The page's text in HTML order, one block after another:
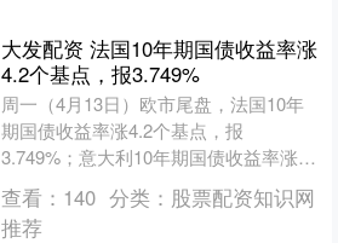
大发配资 法国10年期国债收益率涨
4.2个基点，报3.749%
周一（4月13日）欧市尾盘，法国10年
期国债收益率涨4.2个基点，报
3.749%；意大利10年期国债收益率涨
4.3个基点，报3.886%；西班牙10年期
国债收益....
查看： 140 分类： 股票配资知识网
推荐